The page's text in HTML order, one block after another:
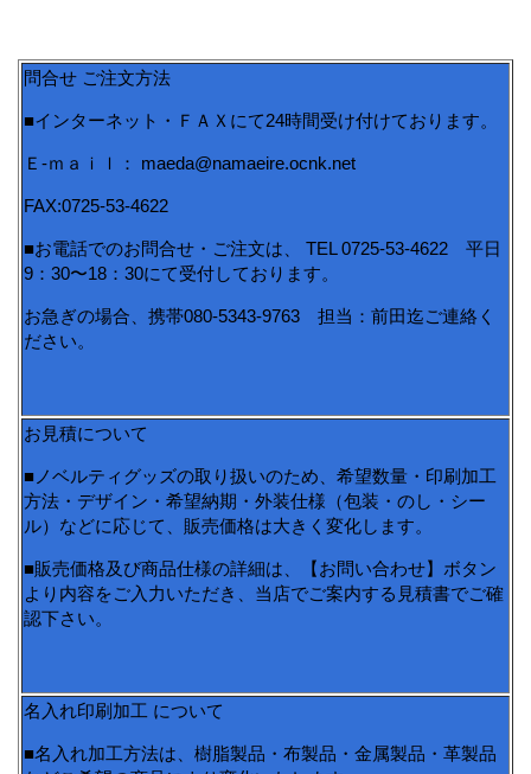
問合せ ご注文方法
■インターネット・ＦＡＸにて24時間受け付けております。
Ｅ-ｍａｉｌ： maeda@namaeire.ocnk.net
FAX:0725-53-4622
■お電話でのお問合せ・ご注文は、 TEL 0725-53-4622 平日
9：30〜18：30にて受付しております。
お急ぎの場合、携帯080-5343-9763 担当：前田迄ご連絡く
ださい。
お見積について
■ノベルティグッズの取り扱いのため、希望数量・印刷加工
方法・デザイン・希望納期・外装仕様（包装・のし・シー
ル）などに応じて、販売価格は大きく変化します。
■販売価格及び商品仕様の詳細は、【お問い合わせ】ボタン
より内容をご入力いただき、当店でご案内する見積書でご確
認下さい。
名入れ印刷加工 について
■名入れ加工方法は、樹脂製品・布製品・金属製品・革製品